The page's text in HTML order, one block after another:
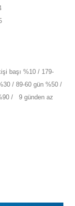
başı %10 / 179-
/ 89-60 gün %50 /
/ 9 günden az